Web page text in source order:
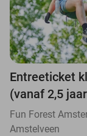
Entreeticket
(vanaf 2,5
Fun Forest
Amstelveen